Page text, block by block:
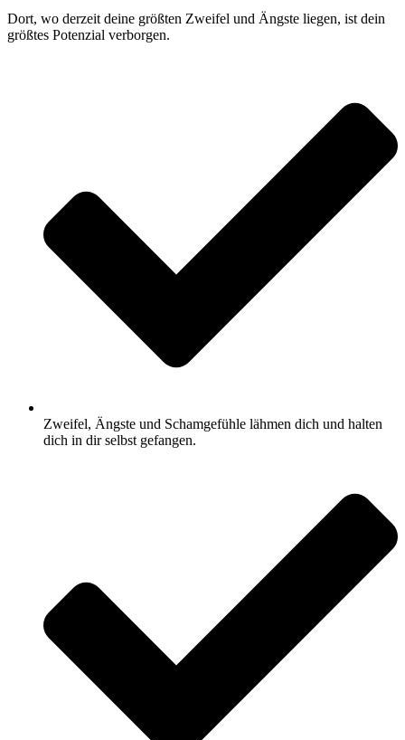
Dort, wo derzeit deine größten Zweifel und Ängste liegen, ist dein
größtes Potenzial verborgen.
Zweifel, Ängste und Schamgefühle lähmen dich und halten
dich in dir selbst gefangen.